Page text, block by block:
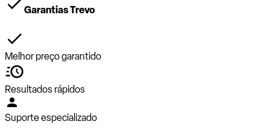
Garantias Trevo
Melhor preço garantido
Resultados rápidos
Suporte especializado